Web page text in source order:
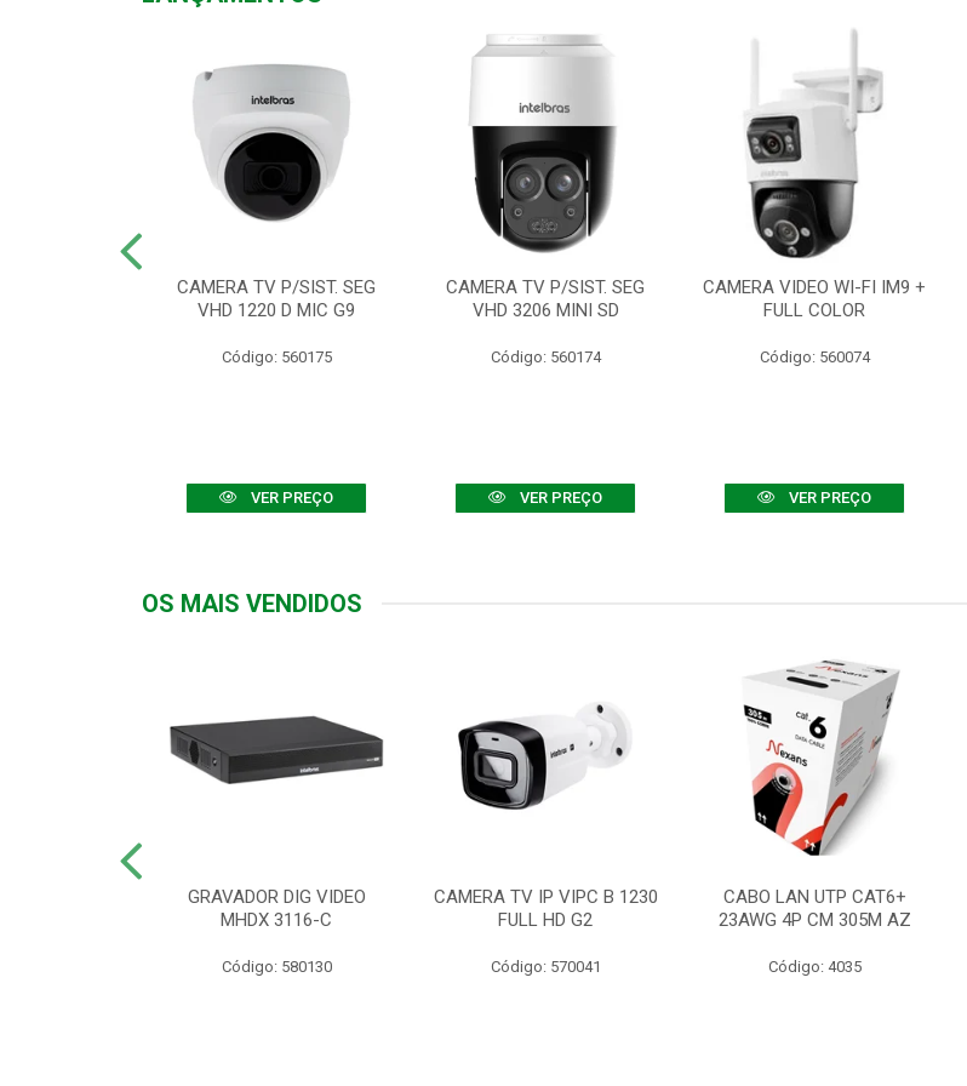
CAMERA TV P/SIST. SEG
VHD 1220 D MIC G9
Código: 560175
VER PREÇO
CAMERA TV P/SIST. SEG
VHD 3206 MINI SD
Código: 560174
VER PREÇO
CAMERA VIDEO WI-FI IM9 +
FULL COLOR
Código: 560074
VER PREÇO
OS MAIS VENDIDOS
GRAVADOR DIG VIDEO
MHDX 3116-C
Código: 580130
CAMERA TV IP VIPC B 1230
FULL HD G2
Código: 570041
CABO LAN UTP CAT6+
23AWG 4P CM 305M AZ
Código: 4035